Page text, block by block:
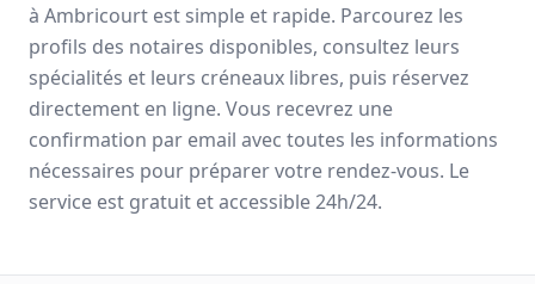
à Ambricourt est simple et rapide. Parcourez les
profils des notaires disponibles, consultez leurs
spécialités et leurs créneaux libres, puis réservez
directement en ligne. Vous recevrez une
confirmation par email avec toutes les informations
nécessaires pour préparer votre rendez-vous. Le
service est gratuit et accessible 24h/24.